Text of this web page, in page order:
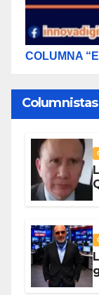
COLUMNA
Columnistas